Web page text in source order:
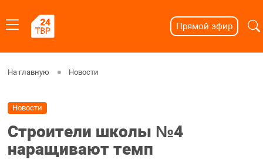
Прямой эфир
На главную Новости
Новости
Строители школы №4
наращивают темп